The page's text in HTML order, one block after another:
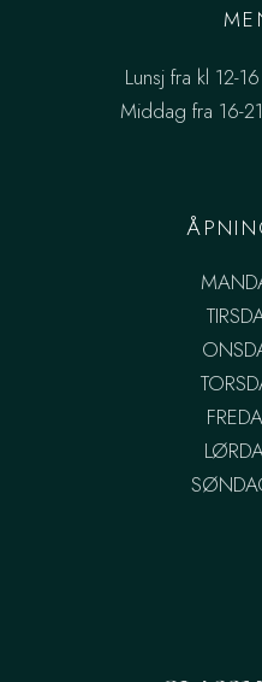
Lunsj fra kl 12-
Middag fra 16-